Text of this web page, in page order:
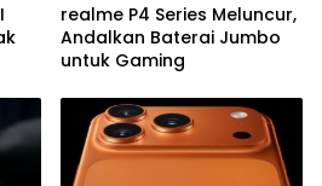
realme P4 Series Meluncur,
Andalkan Baterai Jumbo
untuk Gaming